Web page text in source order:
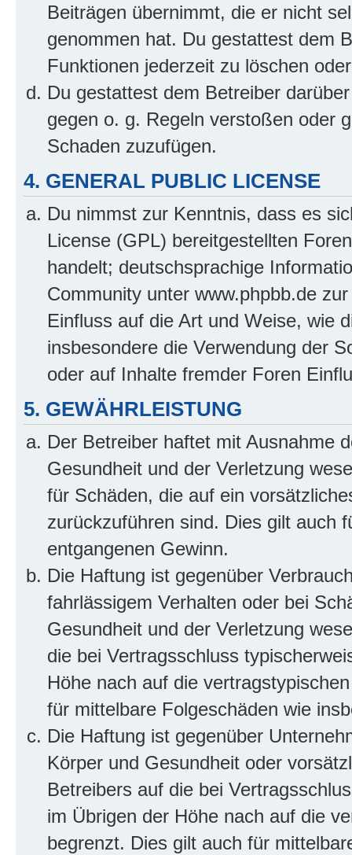
Beiträgen übernimmt, die er nicht
genommen hat. Du gestattest dem
Funktionen jederzeit zu löschen
Du gestattest dem Betreiber
gegen o. g. Regeln verstoßen oder
Schaden zuzufügen.
4. GENERAL PUBLIC LICENSE
Du nimmst zur Kenntnis, dass es
License (GPL) bereitgestellten
handelt; deutschsprachige
Community unter www.phpbb.de
Einfluss auf die Art und Weise, wie
insbesondere die Verwendung der
oder auf Inhalte fremder Foren
5. GEWÄHRLEISTUNG
Der Betreiber haftet mit Ausnahme
Gesundheit und der Verletzung
für Schäden, die auf ein
zurückzuführen sind. Dies gilt auch
entgangenen Gewinn.
Die Haftung ist gegenüber
fahrlässigem Verhalten oder bei
Gesundheit und der Verletzung
die bei Vertragsschluss
Höhe nach auf die
für mittelbare Folgeschäden wie
Die Haftung ist gegenüber
Körper und Gesundheit oder
Betreibers auf die bei
im Übrigen der Höhe nach auf die
begrenzt. Dies gilt auch für